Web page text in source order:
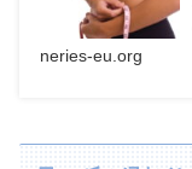
neries-eu.org